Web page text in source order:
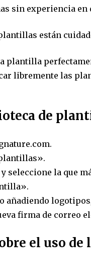
sin experiencia
están
plantilla
libremente las
de
seleccione la que
añadiendo
firma de correo
el uso